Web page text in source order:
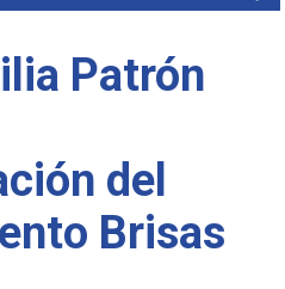
Patrón
del
Brisas